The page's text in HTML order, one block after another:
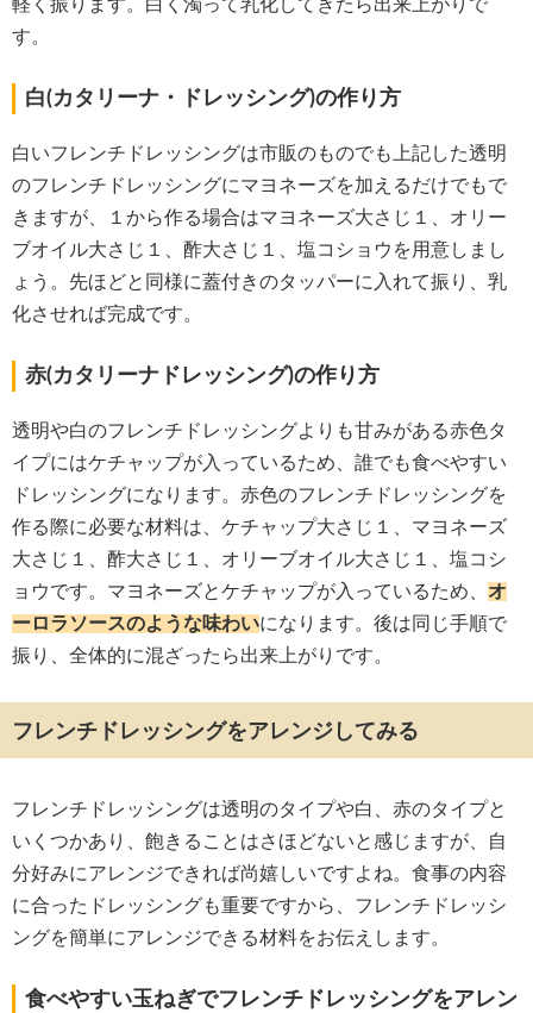
軽く振ります。白く濁って乳化してきたら出来上がりで
す。
白(カタリーナ・ドレッシング)の作り方
白いフレンチドレッシングは市販のものでも上記した透明
のフレンチドレッシングにマヨネーズを加えるだけでもで
きますが、１から作る場合はマヨネーズ大さじ１、オリー
ブオイル大さじ１、酢大さじ１、塩コショウを用意しまし
ょう。先ほどと同様に蓋付きのタッパーに入れて振り、乳
化させれば完成です。
赤(カタリーナドレッシング)の作り方
透明や白のフレンチドレッシングよりも甘みがある赤色タ
イプにはケチャップが入っているため、誰でも食べやすい
ドレッシングになります。赤色のフレンチドレッシングを
作る際に必要な材料は、ケチャップ大さじ１、マヨネーズ
大さじ１、酢大さじ１、オリーブオイル大さじ１、塩コシ
ョウです。マヨネーズとケチャップが入っているため、 オ
ーロラソースのような味わいになります。後は同じ手順で
振り、全体的に混ざったら出来上がりです。
フレンチドレッシングをアレンジしてみる
フレンチドレッシングは透明のタイプや白、赤のタイプと
いくつかあり、飽きることはさほどないと感じますが、自
分好みにアレンジできれば尚嬉しいですよね。食事の内容
に合ったドレッシングも重要ですから、フレンチドレッシ
ングを簡単にアレンジできる材料をお伝えします。
食べやすい玉ねぎでフレンチドレッシングをアレン